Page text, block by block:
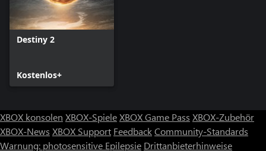
Destiny 2
Kostenlos+
XBOX konsolen XBOX-SpieleXBOX Game Pass XBOX-Zubehör
XBOX-News XBOX Support FeedbackCommunity-Standards
Warnung: photosensitive Epilepsie Drittanbieterhinweise